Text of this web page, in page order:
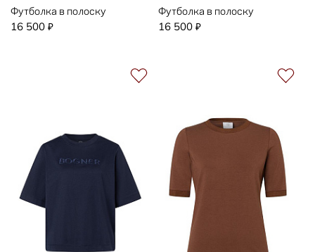
Футболка в полоску
16 500 ₽
Футболка в полоску
16 500 ₽